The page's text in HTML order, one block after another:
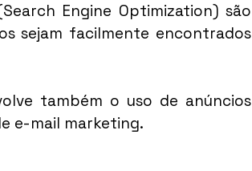
Engine Optimization) são
sejam facilmente encontrados
também o uso de anúncios
e-mail marketing.